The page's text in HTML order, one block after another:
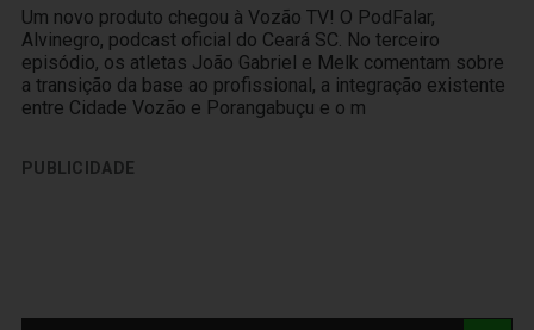
Um novo produto chegou à Vozão TV! O PodFalar,
Alvinegro, podcast oficial do Ceará SC. No terceiro
episódio, os atletas João Gabriel e Melk comentam sobre
a transição da base ao profissional, a integração existente
entre Cidade Vozão e Porangabuçu e o m
PUBLICIDADE